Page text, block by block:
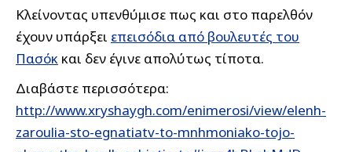
Κλείνοντας υπενθύμισε πως και στο παρελθόν
έχουν υπάρξει επεισόδια από βουλευτές του
Πασόκ και δεν έγινε απολύτως τίποτα.
Διαβάστε περισσότερα:
http://www.xryshaygh.com/enimerosi/view/elenh-
zaroulia-sto-egnatiatv-to-mnhmoniako-tojo-